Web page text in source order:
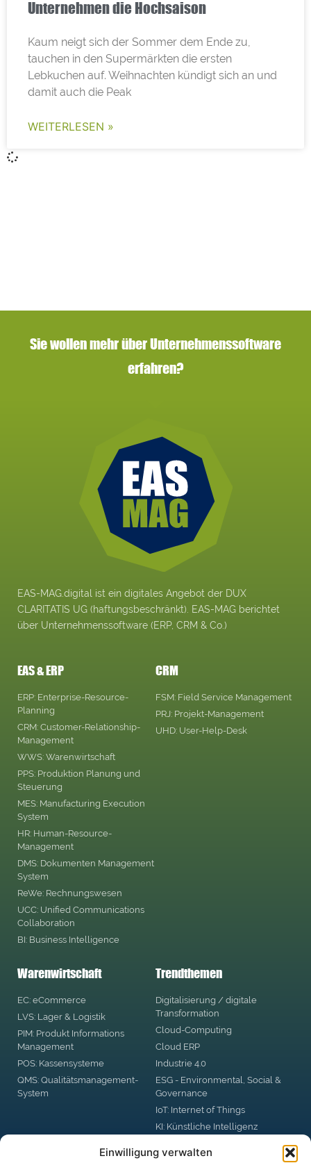
Einwilligung verwalten
Unternehmen die Hochsaison
Kaum neigt sich der Sommer dem Ende zu,
tauchen in den Supermärkten die ersten
Lebkuchen auf. Weihnachten kündigt sich an und
damit auch die Peak
WEITERLESEN »
Sie wollen mehr über Unternehmenssoftware
erfahren?
EAS-MAG.digital ist ein digitales Angebot der DUX
CLARITATIS UG (haftungsbeschränkt). EAS-MAG berichtet
über Unternehmenssoftware (ERP, CRM & Co.)
EAS & ERP
ERP: Enterprise-Resource-
Planning
CRM: Customer-Relationship-
Management
WWS: Warenwirtschaft
PPS: Produktion Planung und
Steuerung
MES: Manufacturing Execution
System
HR: Human-Resource-
Management
DMS: Dokumenten Management
System
ReWe: Rechnungswesen
UCC: Unified Communications
Collaboration
BI: Business Intelligence
CRM
FSM: Field Service Management
PRJ: Projekt-Management
UHD: User-Help-Desk
Warenwirtschaft
EC: eCommerce
LVS: Lager & Logistik
PIM: Produkt Informations
Management
POS: Kassensysteme
QMS: Qualitätsmanagement-
System
Trendthemen
Digitalisierung / digitale
Transformation
Cloud-Computing
Cloud ERP
Industrie 4.0
ESG - Environmental, Social &
Governance
IoT: Internet of Things
KI: Künstliche Intelligenz
Automation